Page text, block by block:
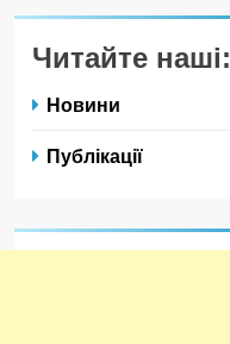
Читайте наші:
Новини
Публікації